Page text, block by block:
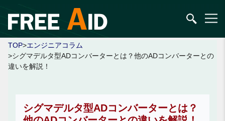
TOP>エンジニアコラム
>シグマデルタ型ADコンバーターとは？他のADコンバーターとの
違いを解説！
シグマデルタ型ADコンバーターとは？